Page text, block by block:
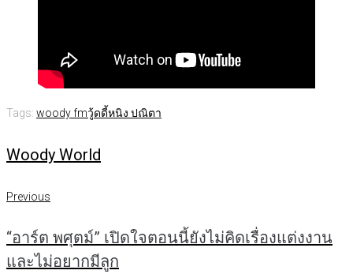
Tags: woody fmวู้ดดี้หนิง ปณิตา
Woody World
แนะแนว
เรื่อง
Previous
Previous
“อาร์ต พศุตม์” เปิดใจตอนนี้ยังไม่คิดเรื่องแต่งงาน
และไม่อยากมีลูก